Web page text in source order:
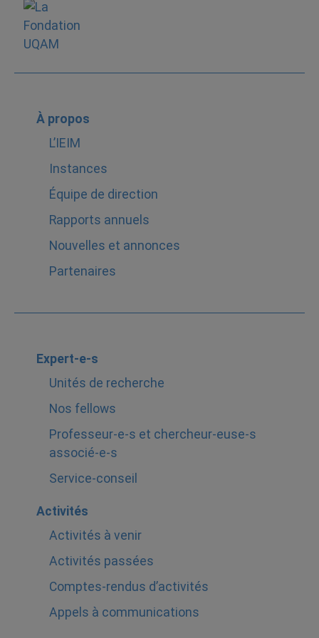
À propos
L’IEIM
Instances
Équipe de direction
Rapports annuels
Nouvelles et annonces
Partenaires
Expert-e-s
Unités de recherche
Nos fellows
Professeur-e-s et chercheur-euse-s
associé-e-s
Service-conseil
Activités
Activités à venir
Activités passées
Comptes-rendus d’activités
Appels à communications